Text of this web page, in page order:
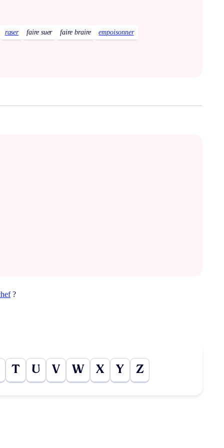
raser faire suer faire braire empoisonner
?
T U V W X Y Z